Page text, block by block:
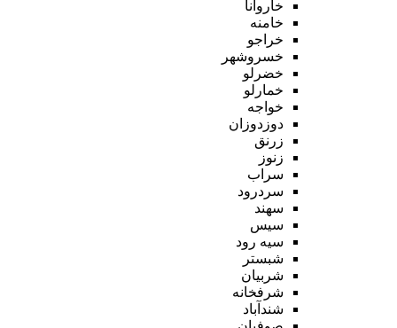
خاروانا
خامنه
خراجو
خسروشهر
خضرلو
خمارلو
خواجه
دوزدوزان
زرنق
زنوز
سراب
سردرود
سهند
سیس
سیه رود
شبستر
شربیان
شرفخانه
شندآباد